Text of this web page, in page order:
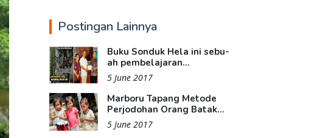
Postingan Lainnya
Buku Sonduk Hela ini sebu­
ah pembelajaran...
5 June 2017
Marboru Tapang Metode
Perjodohan Orang Batak...
5 June 2017